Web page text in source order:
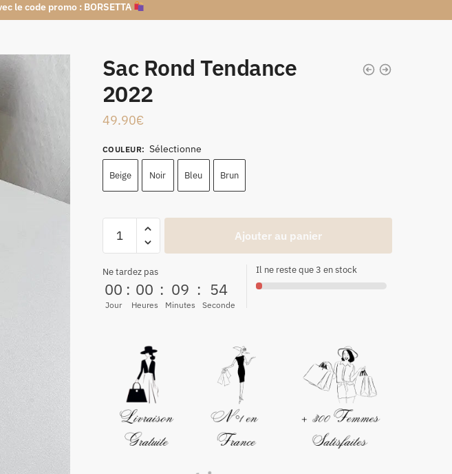
le code promo : BORSETTA
Sac Rond Tendance
2022
49.90€
COULEUR: Sélectionne
Beige Noir Bleu Brun
Ajouter au panier
Ne tardez pas
00
Jour
: 00
Heures
: 09
Minutes
: 53
Seconde
Il ne reste que 3 en stock